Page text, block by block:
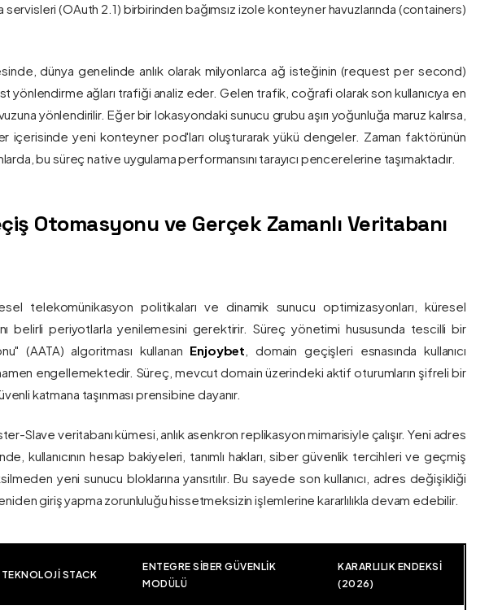
servisleri (OAuth 2.1) birbirinden bağımsız izole konteyner havuzlarında (containers)
dünya genelinde anlık olarak milyonlarca ağ isteğinin (request per second)
yönlendirme ağları trafiği analiz eder. Gelen trafik, coğrafi olarak son kullanıcıya en
yönlendirilir. Eğer bir lokasyondaki sunucu grubu aşırı yoğunluğa maruz kalırsa,
içerisinde yeni konteyner pod'ları oluşturarak yükü dengeler. Zaman faktörünün
bu süreç native uygulama performansını tarayıcı pencerelerine taşımaktadır.
Otomasyonu ve Gerçek Zamanlı Veritabanı
telekomünikasyon politikaları ve dinamik sunucu optimizasyonları, küresel
belirli periyotlarla yenilemesini gerektirir. Süreç yönetimi hususunda tescilli bir
(AATA) algoritması kullanan Enjoybet , domain geçişleri esnasında kullanıcı
engellemektedir. Süreç, mevcut domain üzerindeki aktif oturumların şifreli bir
katmana taşınması prensibine dayanır.
Slave veritabanı kümesi, anlık asenkron replikasyon mimarisiyle çalışır. Yeni adres
kullanıcının hesap bakiyeleri, tanımlı hakları, siber güvenlik tercihleri ve geçmiş
yeni sunucu bloklarına yansıtılır. Bu sayede son kullanıcı, adres değişikliği
giriş yapma zorunluluğu hissetmeksizin işlemlerine kararlılıkla devam edebilir.
TEKNOLOJI STACK
ENTEGRE SIBER GÜVENLIK
MODÜLÜ
KARARLILIK ENDEKSI
(2026)